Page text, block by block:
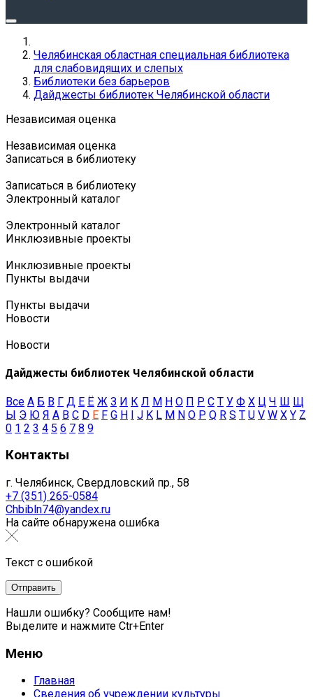
Челябинская областная специальная библиотека
для слабовидящих и слепых
Библиотеки без барьеров
Дайджесты библиотек Челябинской области
Независимая оценка
Независимая оценка
Записаться в библиотеку
Записаться в библиотеку
Электронный каталог
Электронный каталог
Инклюзивные проекты
Инклюзивные проекты
Пункты выдачи
Пункты выдачи
Новости
Новости
Дайджесты библиотек Челябинской области
Все А Б В Г Д Е Ё Ж З И К Л М Н О П Р С Т У Ф Х Ц Ч Ш Щ
Ы Э Ю Я A B C D E F G H I J K L M N O P Q R S T U V W X Y Z
0 1 2 3 4 5 6 7 8 9
Контакты
г. Челябинск, Свердловский пр., 58
+7 (351) 265-0584
Chbibln74@yandex.ru
На сайте обнаружена ошибка
Текст с ошибкой
Нашли ошибку? Сообщите нам!
Выделите и нажмите Ctr+Enter
Меню
Главная
Сведения об учреждении культуры